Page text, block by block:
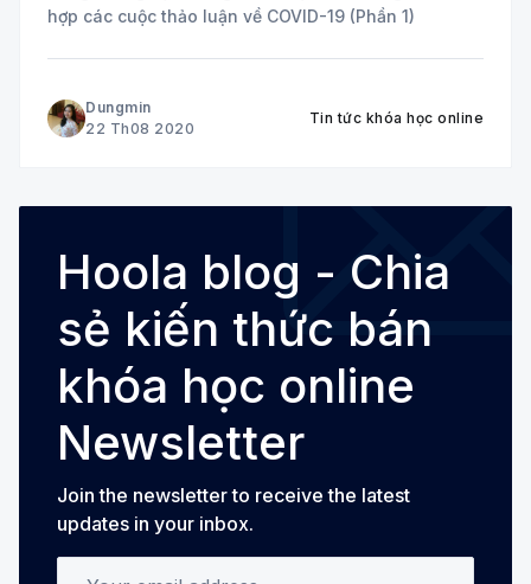
hợp các cuộc thảo luận về COVID-19 (Phần 1)
Dungmin
22 Th08 2020
Tin tức khóa học online
Hoola blog - Chia
sẻ kiến thức bán
khóa học online
Newsletter
Join the newsletter to receive the latest
updates in your inbox.